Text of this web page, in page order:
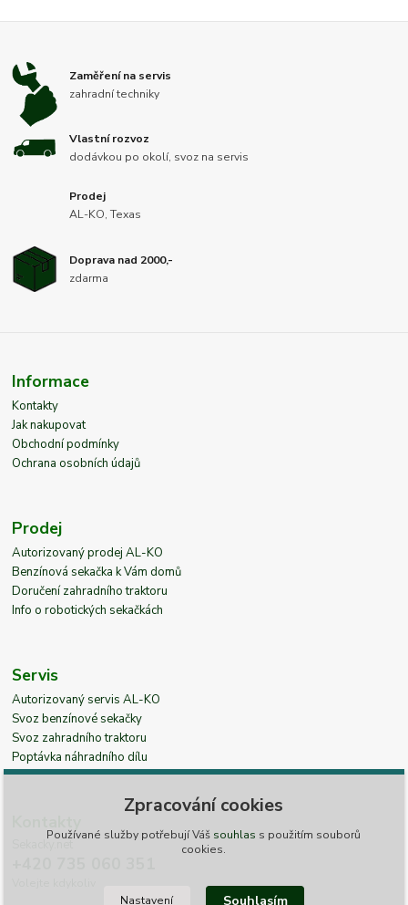
Zaměření na servis
zahradní techniky
Vlastní rozvoz
dodávkou po okolí, svoz na servis
Prodej
AL-KO, Texas
Doprava nad 2000,-
zdarma
Informace
Kontakty
Jak nakupovat
Obchodní podmínky
Ochrana osobních údajů
Prodej
Autorizovaný prodej AL-KO
Benzínová sekačka k Vám domů
Doručení zahradního traktoru
Info o robotických sekačkách
Servis
Autorizovaný servis AL-KO
Svoz benzínové sekačky
Svoz zahradního traktoru
Poptávka náhradního dílu
Zpracování cookies
Používané služby potřebují Váš souhlas s použitím souborů
cookies.
Nastavení Souhlasím